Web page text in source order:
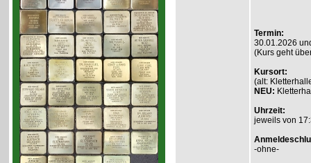
Termin:
30.01.2026
(Kurs geht
Kursort:
(alt:
NEU:
Uhrzeit:
jeweils von
-ohne-